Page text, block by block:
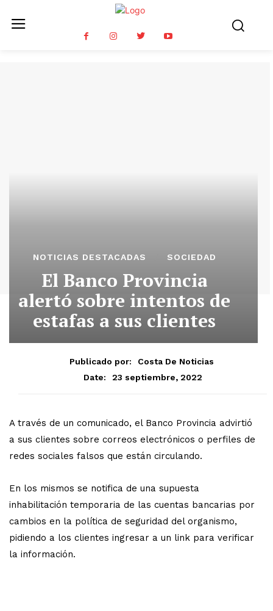
NOTICIAS DESTACADAS SOCIEDAD
El Banco Provincia
alertó sobre intentos de
estafas a sus clientes
Publicado por:
Costa De Noticias
Date:
23 septiembre, 2022
A través de un comunicado, el Banco Provincia advirtió
a sus clientes sobre correos electrónicos o perfiles de
redes sociales falsos que están circulando.
En los mismos se notifica de una supuesta
inhabilitación temporaria de las cuentas bancarias por
cambios en la política de seguridad del organismo,
pidiendo a los clientes ingresar a un link para verificar
la información.